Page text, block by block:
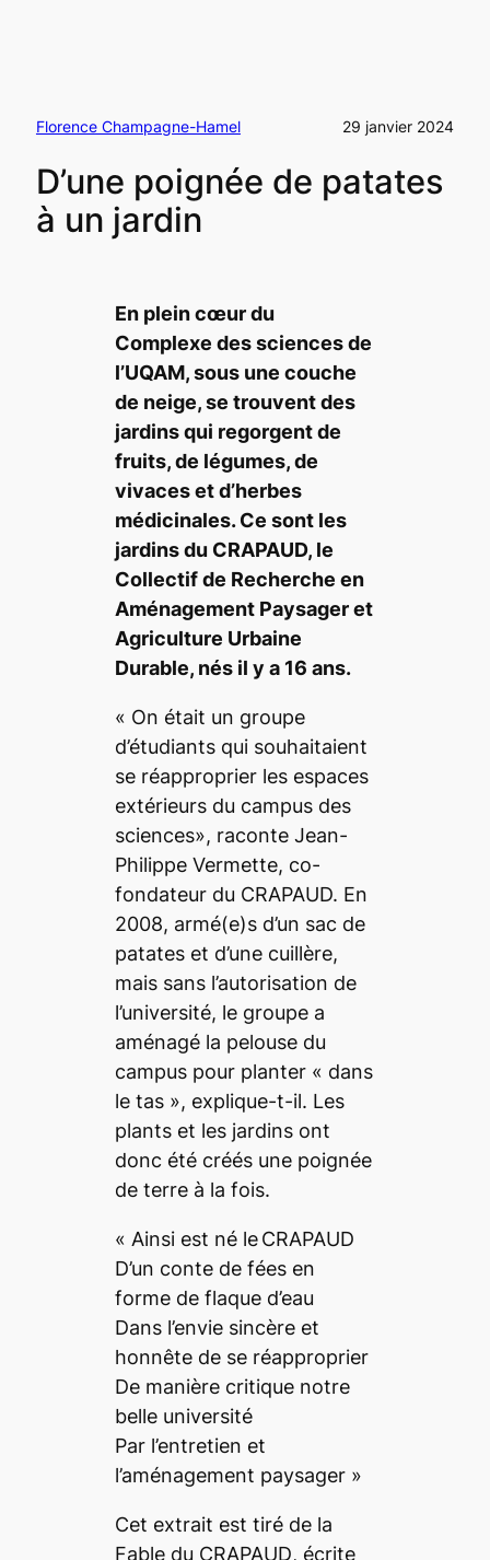
Florence Champagne-Hamel 29 janvier 2024
D’une poignée de patates
à un jardin
En plein cœur du
Complexe des sciences de
l’UQAM, sous une couche
de neige, se trouvent des
jardins qui regorgent de
fruits, de légumes, de
vivaces et d’herbes
médicinales. Ce sont les
jardins du CRAPAUD, le
Collectif de Recherche en
Aménagement Paysager et
Agriculture Urbaine
Durable, nés il y a 16 ans.
« On était un groupe
d’étudiants qui souhaitaient
se réapproprier les espaces
extérieurs du campus des
sciences», raconte Jean-
Philippe Vermette, co-
fondateur du CRAPAUD. En
2008, armé(e)s d’un sac de
patates et d’une cuillère,
mais sans l’autorisation de
l’université, le groupe a
aménagé la pelouse du
campus pour planter « dans
le tas », explique-t-il. Les
plants et les jardins ont
donc été créés une poignée
de terre à la fois.
« Ainsi est né leCRAPAUD
D’un conte de fées en
forme de flaque d’eau
Dans l’envie sincère et
honnête de se réapproprier
De manière critique notre
belle université
Par l’entretien et
l’aménagement paysager »
Cet extrait est tiré de la
Fable du CRAPAUD, écrite